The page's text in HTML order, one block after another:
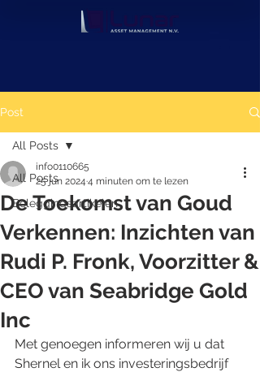
Post
All Posts
Beleggingsartikelen
All Posts
De Toekomst van Goud
Verkennen: Inzichten van
Rudi P. Fronk, Voorzitter &
CEO van Seabridge Gold
Inc
info0110665
25 jun 2024 4 minuten om te lezen
Met genoegen informeren wij u dat
Shernel en ik ons ​​investeringsbedrijf